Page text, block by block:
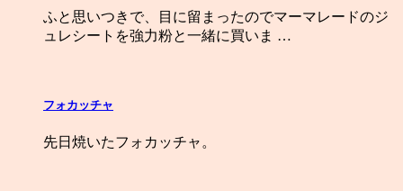
ふと思いつきで、目に留まったのでマーマレードのジ
ュレシートを強力粉と一緒に買いま …
フォカッチャ
先日焼いたフォカッチャ。